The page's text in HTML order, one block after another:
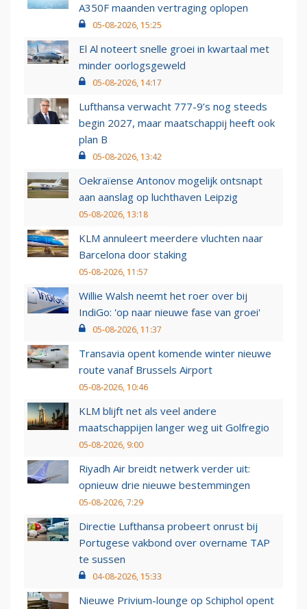
A350F maanden vertraging oplopen
05-08-2026, 15:25
El Al noteert snelle groei in kwartaal met
minder oorlogsgeweld
05-08-2026, 14:17
Lufthansa verwacht 777-9’s nog steeds
begin 2027, maar maatschappij heeft ook
plan B
05-08-2026, 13:42
Oekraïense Antonov mogelijk ontsnapt
aan aanslag op luchthaven Leipzig
05-08-2026, 13:18
KLM annuleert meerdere vluchten naar
Barcelona door staking
05-08-2026, 11:57
Willie Walsh neemt het roer over bij
IndiGo: 'op naar nieuwe fase van groei'
05-08-2026, 11:37
Transavia opent komende winter nieuwe
route vanaf Brussels Airport
05-08-2026, 10:46
KLM blijft net als veel andere
maatschappijen langer weg uit Golfregio
05-08-2026, 9:00
Riyadh Air breidt netwerk verder uit:
opnieuw drie nieuwe bestemmingen
05-08-2026, 7:29
Directie Lufthansa probeert onrust bij
Portugese vakbond over overname TAP
te sussen
04-08-2026, 15:33
Nieuwe Privium-lounge op Schiphol opent